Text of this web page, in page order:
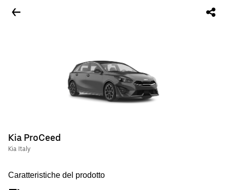
Kia ProCeed
Kia Italy
Caratteristiche del prodotto